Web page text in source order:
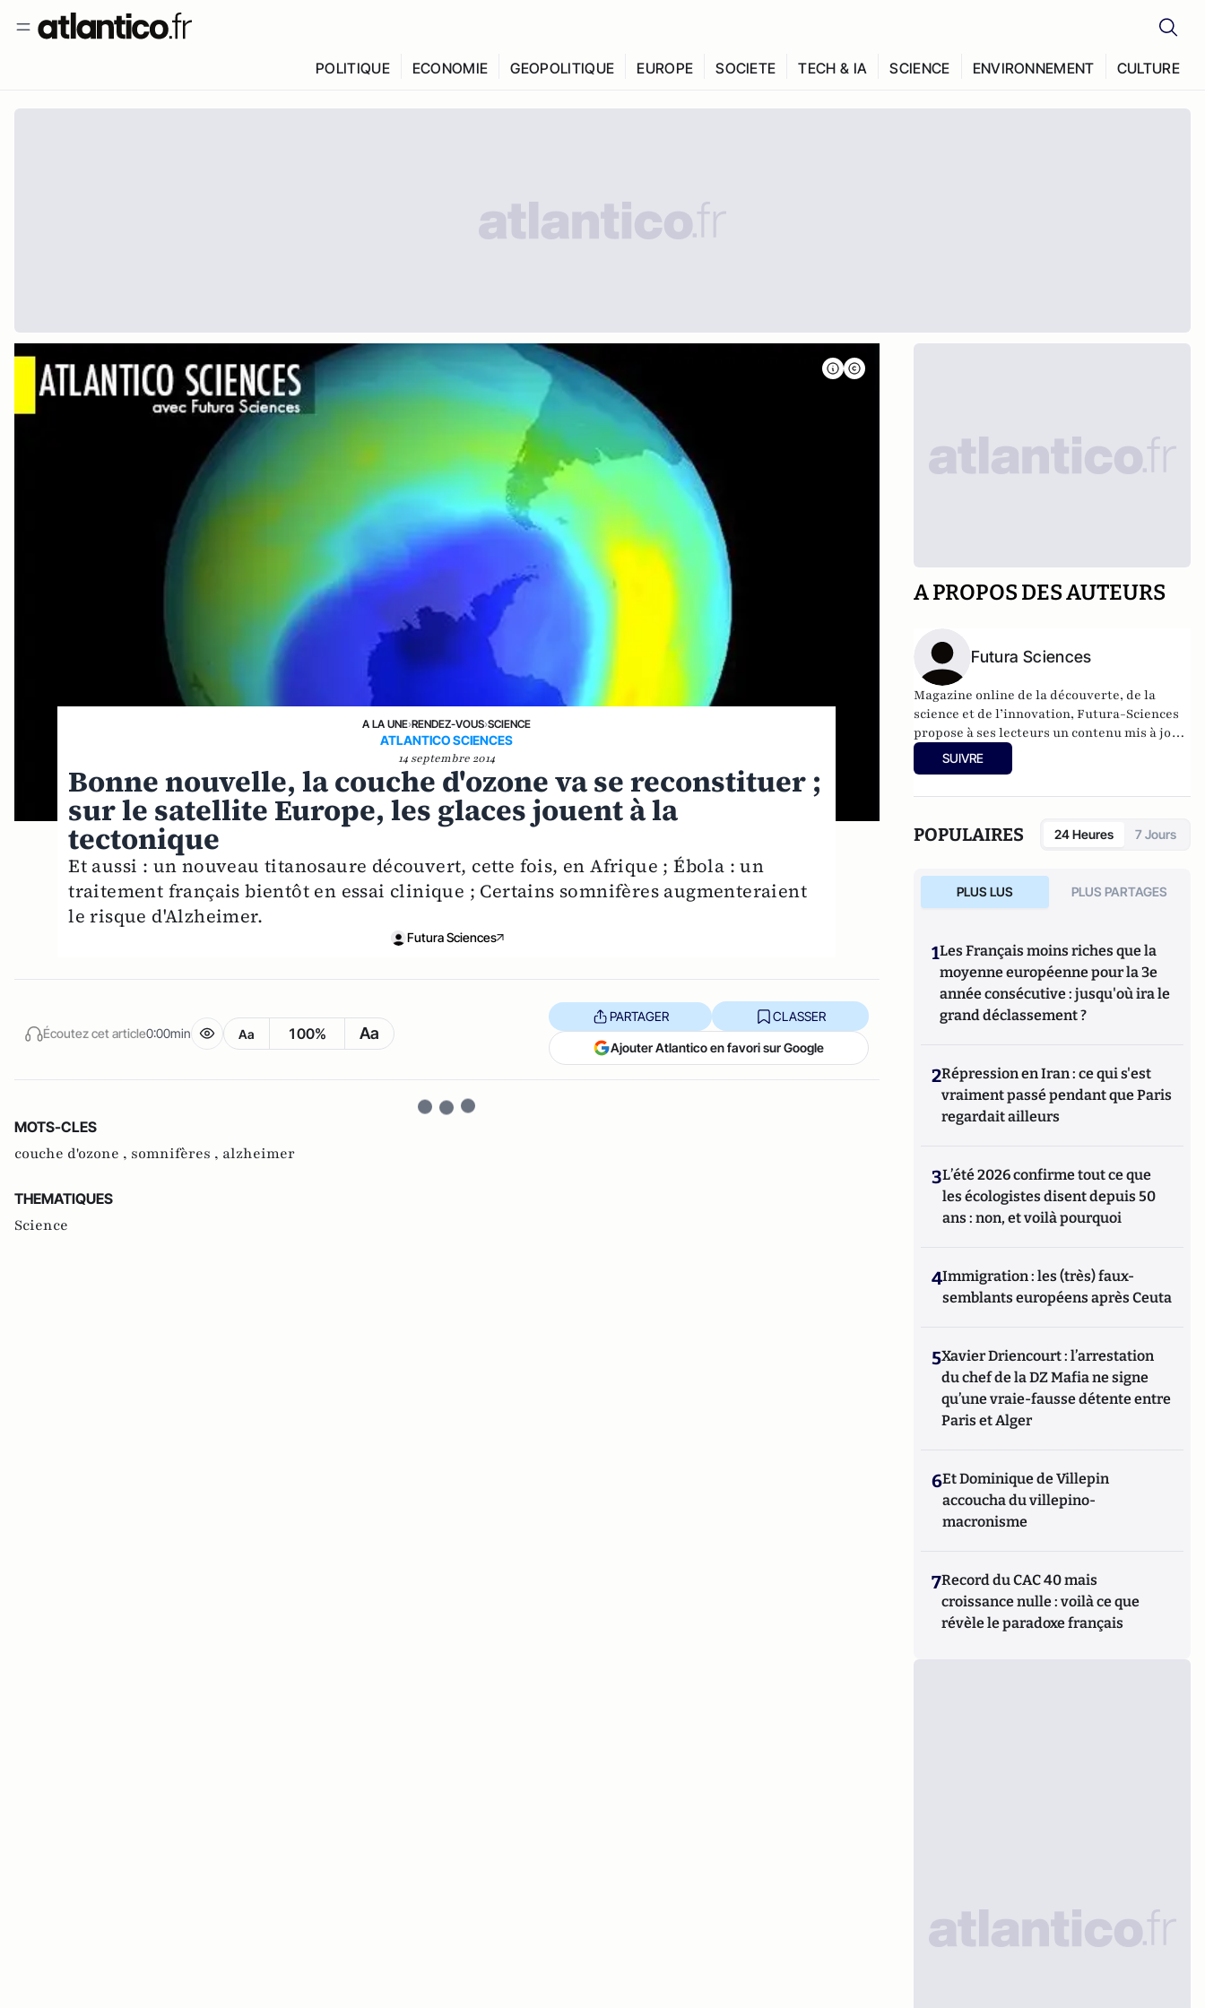
POLITIQUE ECONOMIE GEOPOLITIQUE EUROPE SOCIETE TECH & IA SCIENCE ENVIRONNEMENT CULTURE
A LA UNE›RENDEZ-VOUS›SCIENCE
ATLANTICO SCIENCES
14 septembre 2014
Bonne nouvelle, la couche d'ozone va se reconstituer ;
sur le satellite Europe, les glaces jouent à la
tectonique
Et aussi : un nouveau titanosaure découvert, cette fois, en Afrique ; Ébola : un
traitement français bientôt en essai clinique ; Certains somnifères augmenteraient
le risque d'Alzheimer.
Futura Sciences
Écoutez cet article0:00min Aa 100% Aa
PARTAGER CLASSER
Ajouter Atlantico en favori sur Google
MOTS-CLES
couche d'ozone , somnifères , alzheimer
THEMATIQUES
Science
A PROPOS DES AUTEURS
Futura Sciences
Magazine online de la découverte, de la
science et de l’innovation,Futura-Sciences
propose à ses lecteurs un contenu mis à jour
en permanence et richement illustré.
SUIVRE
POPULAIRES 24 Heures 7 Jours
PLUS LUS PLUS PARTAGES
1Les Français moins riches que la
moyenne européenne pour la 3e
année consécutive : jusqu'où ira le
grand déclassement ?
2Répression en Iran : ce qui s'est
vraiment passé pendant que Paris
regardait ailleurs
3L’été 2026 confirme tout ce que
les écologistes disent depuis 50
ans : non, et voilà pourquoi
4Immigration : les (très) faux-
semblants européens après Ceuta
5Xavier Driencourt : l’arrestation
du chef de la DZ Mafia ne signe
qu’une vraie-fausse détente entre
Paris et Alger
6Et Dominique de Villepin
accoucha du villepino-
macronisme
7Record du CAC 40 mais
croissance nulle : voilà ce que
révèle le paradoxe français